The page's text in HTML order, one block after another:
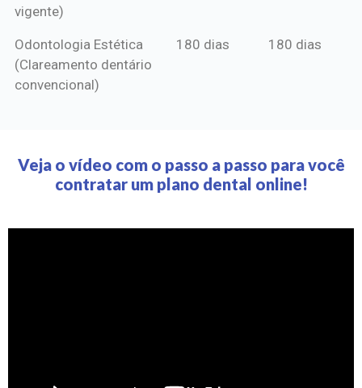
vigente)
Odontologia Estética
(Clareamento dentário
convencional)
180 dias 180 dias
Veja o vídeo com o passo a passo para você
contratar um plano dental online!